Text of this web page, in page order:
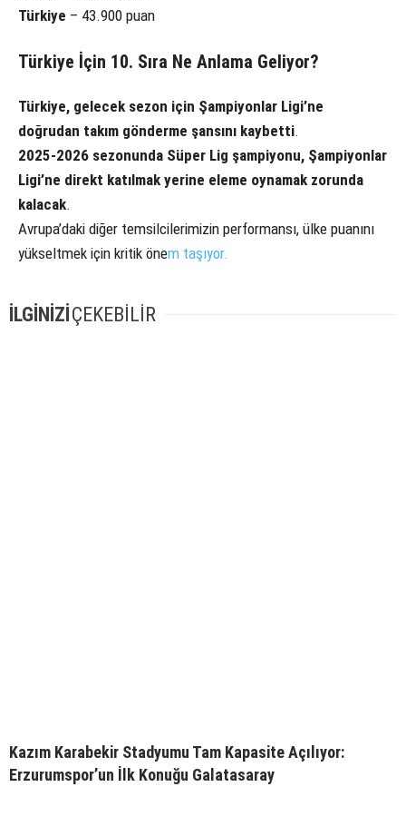
Türkiye – 43.900 puan
Türkiye İçin 10. Sıra Ne Anlama Geliyor?
Türkiye, gelecek sezon için Şampiyonlar Ligi’ne
doğrudan takım gönderme şansını kaybetti.
2025-2026 sezonunda Süper Lig şampiyonu, Şampiyonlar
Ligi’ne direkt katılmak yerine eleme oynamak zorunda
kalacak.
Avrupa’daki diğer temsilcilerimizin performansı, ülke puanını
yükseltmek için kritik önem taşıyor.
İLGİNİZİ ÇEKEBİLİR
Kazım Karabekir Stadyumu Tam Kapasite Açılıyor:
Erzurumspor’un İlk Konuğu Galatasaray